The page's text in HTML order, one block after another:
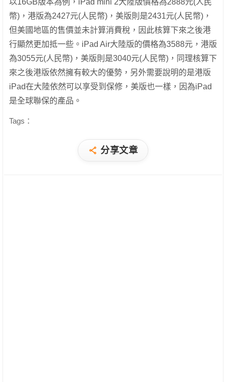
幣)，港版為2427元(人民幣)，美版則是2431元(人民幣)，
但美國地區的售價並未計算消費稅，因此核算下來之後港
行顯然更加抵一些。iPad Air大陸版的價格為3588元，港版
為3055元(人民幣)，美版則是3040元(人民幣)，同理核算下
來之後港版依然擁有較大的優勢，另外需要說明的是港版
iPad在大陸依然可以享受到保修，美版也一樣，因為iPad
是全球聯保的產品。
Tags：
分享文章